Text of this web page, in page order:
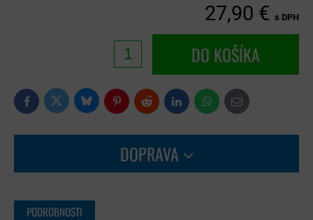
27,90 € s DPH
DO KOŠÍKA
FacebookTwitter BlueskyPinterestReddit LinkedInWhatsApp
E-
mail
DOPRAVA
PODROBNOSTI